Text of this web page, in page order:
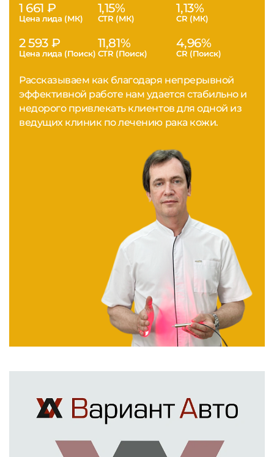
1 661 ₽
Цена лида (МК)
1,15%
CTR (МК)
1,13%
CR (МК)
2 593 ₽
Цена лида (Поиск)
11,81%
CTR (Поиск)
4,96%
CR (Поиск)
Рассказываем как благодаря непрерывной
эффективной работе нам удается стабильно и
недорого привлекать клиентов для одной из
ведущих клиник по лечению рака кожи.